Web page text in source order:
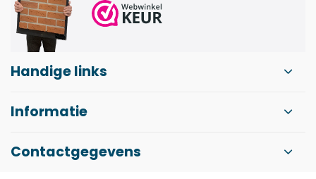
Handige links
Informatie
Contactgegevens